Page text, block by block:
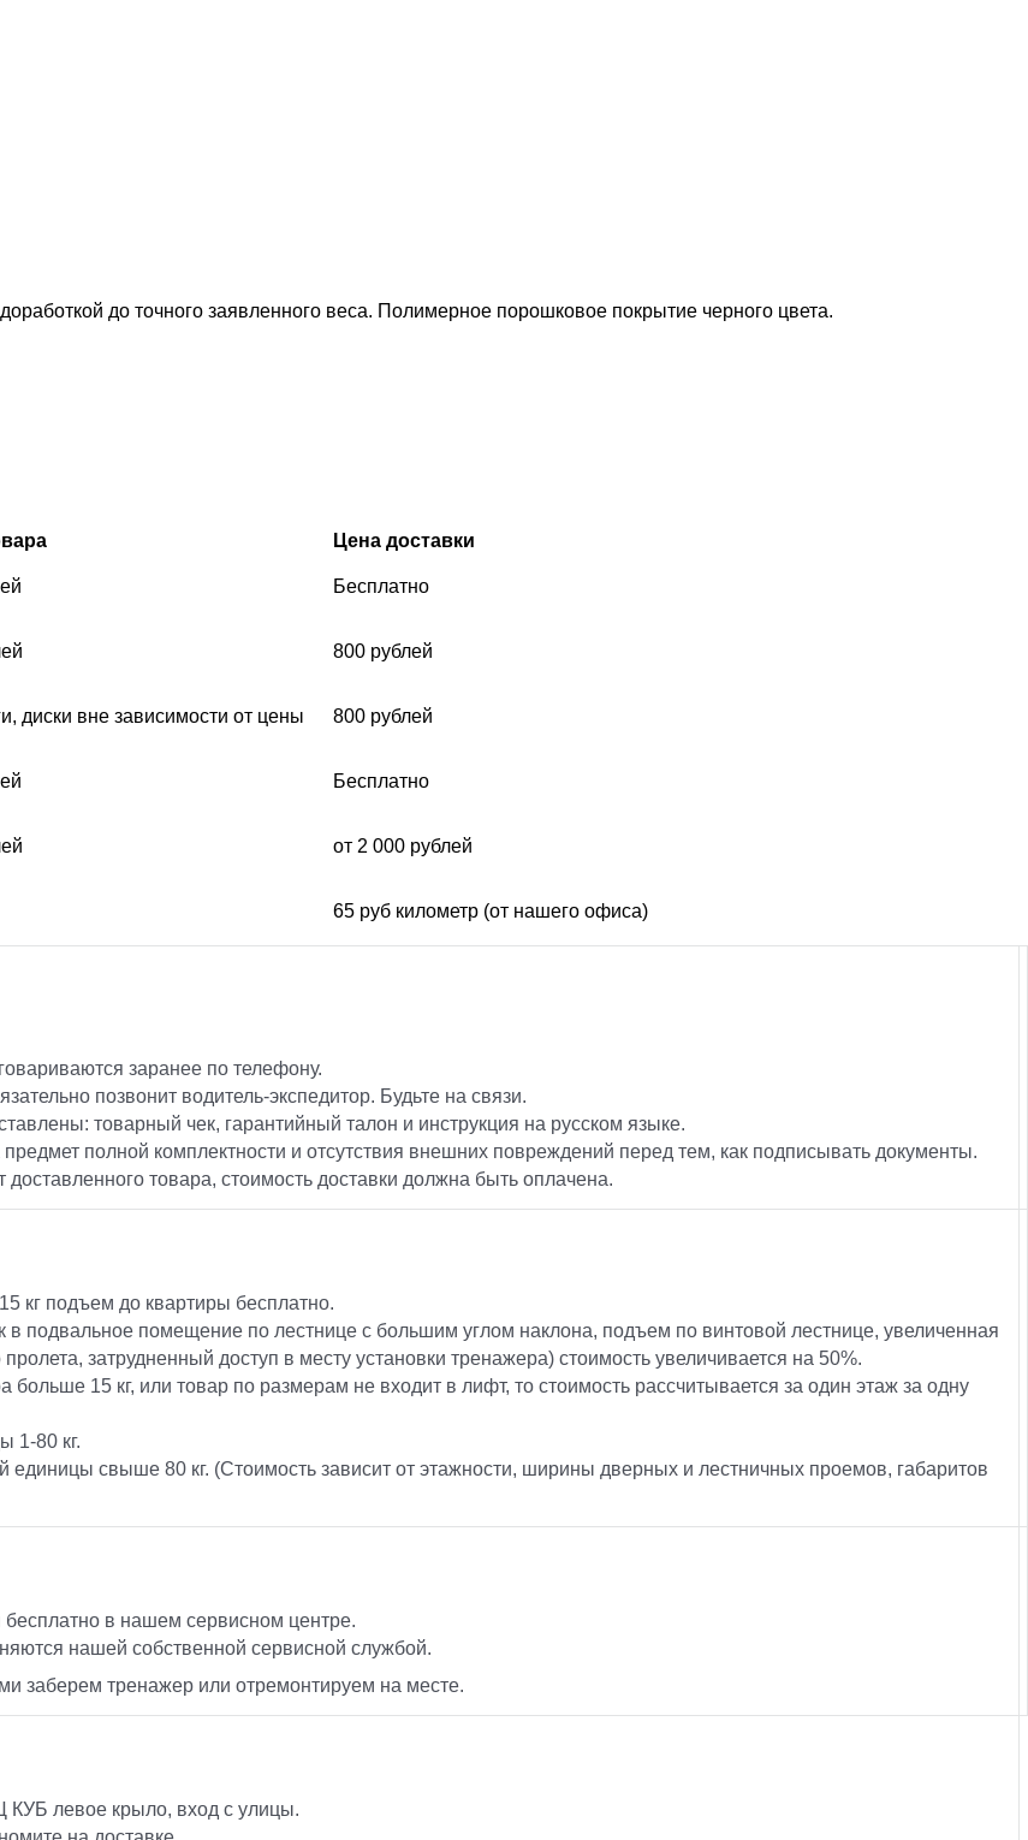
до точного заявленного веса. Полимерное порошковое покрытие черного цвета.
Цена доставки
Бесплатно
800 рублей
диски вне зависимости от цены 800 рублей
Бесплатно
от 2 000 рублей
65 руб километр (от нашего офиса)
заранее по телефону.
позвонит водитель-экспедитор. Будьте на связи.
товарный чек, гарантийный талон и инструкция на русском языке.
полной комплектности и отсутствия внешних повреждений перед тем, как подписывать документы.
доставленного товара, стоимость доставки должна быть оплачена.
кг подъем до квартиры бесплатно.
в подвальное помещение по лестнице с большим углом наклона, подъем по винтовой лестнице, увеличенная
затрудненный доступ в месту установки тренажера) стоимость увеличивается на 50%.
больше 15 кг, или товар по размерам не входит в лифт, то стоимость рассчитывается за один этаж за одну
1-80 кг.
единицы свыше 80 кг. (Стоимость зависит от этажности, ширины дверных и лестничных проемов, габаритов
в нашем сервисном центре.
нашей собственной сервисной службой.
заберем тренажер или отремонтируем на месте.
КУБ левое крыло, вход с улицы.